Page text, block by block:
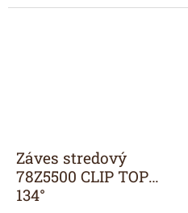
Záves stredový
78Z5500 CLIP TOP
134°